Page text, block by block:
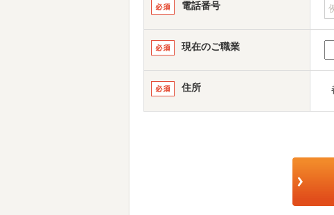
電話番号
現在のご職業
住所